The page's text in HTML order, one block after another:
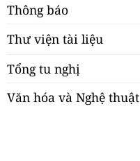
Thông báo
Thư viện tài liệu
Tổng tu nghị
Văn hóa và Nghệ thuật